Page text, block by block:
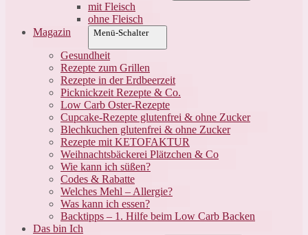
mit Fleisch
ohne Fleisch
Magazin
Menü-Schalter
Gesundheit
Rezepte zum Grillen
Rezepte in der Erdbeerzeit
Picknickzeit Rezepte & Co.
Low Carb Oster-Rezepte
Cupcake-Rezepte glutenfrei & ohne Zucker
Blechkuchen glutenfrei & ohne Zucker
Rezepte mit KETOFAKTUR
Weihnachtsbäckerei Plätzchen & Co
Wie kann ich süßen?
Codes & Rabatte
Welches Mehl – Allergie?
Was kann ich essen?
Backtipps – 1. Hilfe beim Low Carb Backen
Das bin Ich